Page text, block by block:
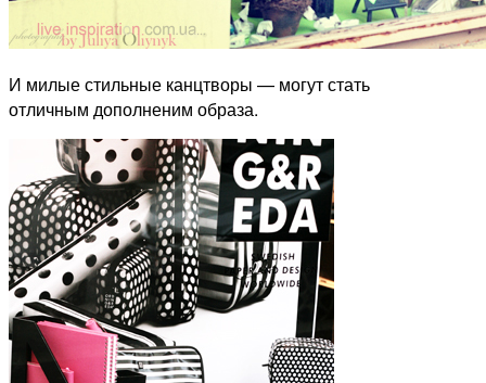
И милые стильные канцтворы — могут стать
отличным дополненим образа.